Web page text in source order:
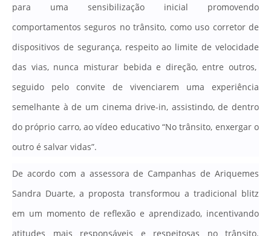
para uma sensibilização inicial promovendo
comportamentos seguros no trânsito, como uso corretor de
dispositivos de segurança, respeito ao limite de velocidade
das vias, nunca misturar bebida e direção, entre outros,
seguido pelo convite de vivenciarem uma experiência
semelhante à de um cinema drive-in, assistindo, de dentro
do próprio carro, ao vídeo educativo “No trânsito, enxergar o
outro é salvar vidas”.
De acordo com a assessora de Campanhas de Ariquemes
Sandra Duarte, a proposta transformou a tradicional blitz
em um momento de reflexão e aprendizado, incentivando
atitudes mais responsáveis e respeitosas no trânsito.